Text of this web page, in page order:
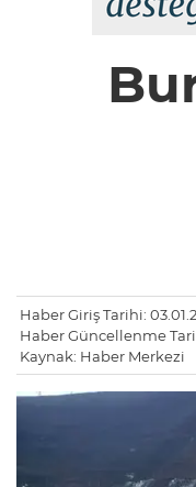
Haber Giriş Tarihi:
Haber Güncellenme
Kaynak: Haber Merkezi